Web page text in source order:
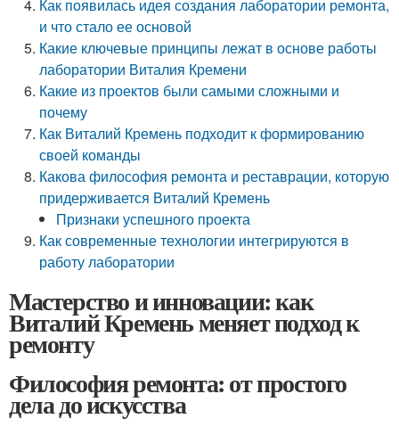
Как появилась идея создания лаборатории ремонта,
и что стало ее основой
Какие ключевые принципы лежат в основе работы
лаборатории Виталия Кремени
Какие из проектов были самыми сложными и
почему
Как Виталий Кремень подходит к формированию
своей команды
Какова философия ремонта и реставрации, которую
придерживается Виталий Кремень
Признаки успешного проекта
Как современные технологии интегрируются в
работу лаборатории
Мастерство и инновации: как
Виталий Кремень меняет подход к
ремонту
Философия ремонта: от простого
дела до искусства